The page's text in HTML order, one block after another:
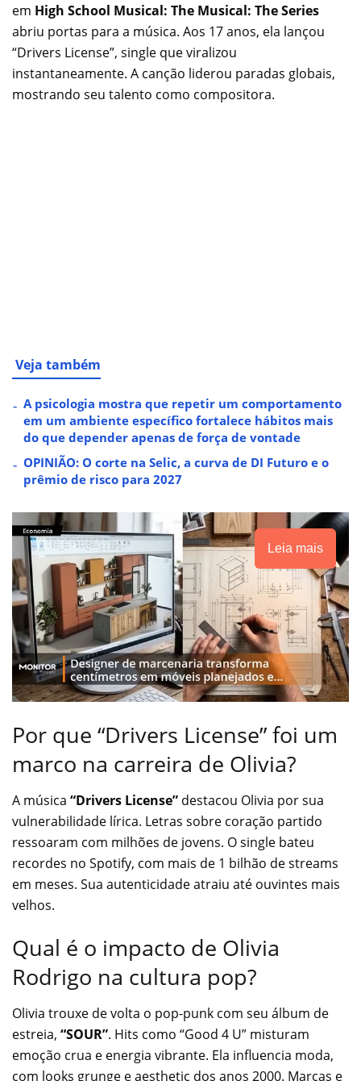
em High School Musical: The Musical: The Series
abriu portas para a música. Aos 17 anos, ela lançou
“Drivers License”, single que viralizou
instantaneamente. A canção liderou paradas globais,
mostrando seu talento como compositora.
Veja também
A psicologia mostra que repetir um comportamento
em um ambiente específico fortalece hábitos mais
do que depender apenas de força de vontade
OPINIÃO: O corte na Selic, a curva de DI Futuro e o
prêmio de risco para 2027
Leia mais
Por que “Drivers License” foi um
marco na carreira de Olivia?
A música “Drivers License” destacou Olivia por sua
vulnerabilidade lírica. Letras sobre coração partido
ressoaram com milhões de jovens. O single bateu
recordes no Spotify, com mais de 1 bilhão de streams
em meses. Sua autenticidade atraiu até ouvintes mais
velhos.
Qual é o impacto de Olivia
Rodrigo na cultura pop?
Olivia trouxe de volta o pop-punk com seu álbum de
estreia, “SOUR”. Hits como “Good 4 U” misturam
emoção crua e energia vibrante. Ela influencia moda,
com looks grunge e aesthetic dos anos 2000. Marcas e